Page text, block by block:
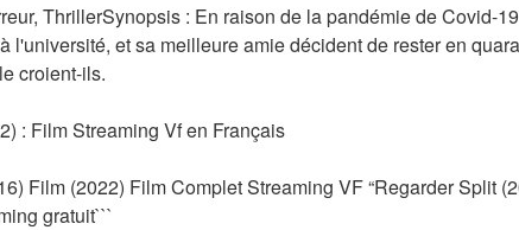
ThrillerSynopsis : En raison de la pandémie de Covid-
l'université, et sa meilleure amie décident de rester en
croient-ils.
: Film Streaming Vf en Français
Film (2022) Film Complet Streaming VF “Regarder Split
gratuit```